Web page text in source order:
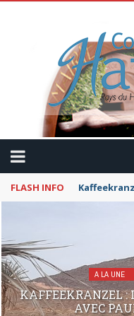
FLASH INFO
A LA UNE
KAFFEEKRANZEL :
AVEC